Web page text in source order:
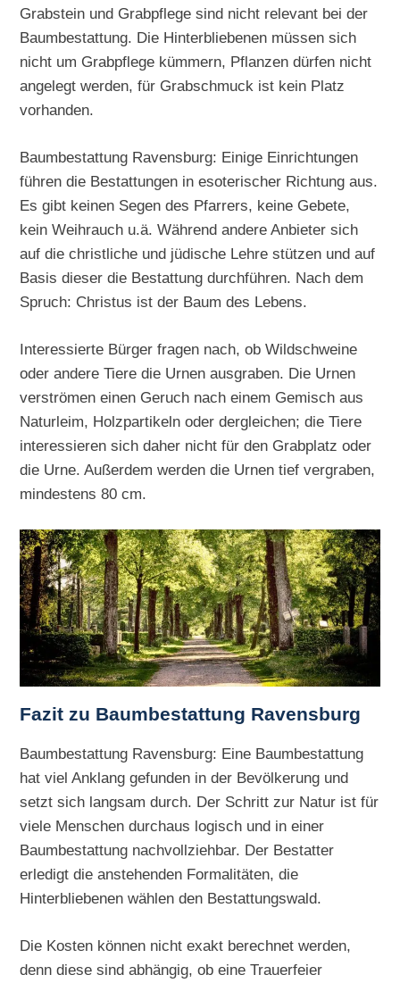
Grabstein und Grabpflege sind nicht relevant bei der
Baumbestattung. Die Hinterbliebenen müssen sich
nicht um Grabpflege kümmern, Pflanzen dürfen nicht
angelegt werden, für Grabschmuck ist kein Platz
vorhanden.
Baumbestattung Ravensburg: Einige Einrichtungen
führen die Bestattungen in esoterischer Richtung aus.
Es gibt keinen Segen des Pfarrers, keine Gebete,
kein Weihrauch u.ä. Während andere Anbieter sich
auf die christliche und jüdische Lehre stützen und auf
Basis dieser die Bestattung durchführen. Nach dem
Spruch: Christus ist der Baum des Lebens.
Interessierte Bürger fragen nach, ob Wildschweine
oder andere Tiere die Urnen ausgraben. Die Urnen
verströmen einen Geruch nach einem Gemisch aus
Naturleim, Holzpartikeln oder dergleichen; die Tiere
interessieren sich daher nicht für den Grabplatz oder
die Urne. Außerdem werden die Urnen tief vergraben,
mindestens 80 cm.
Fazit zu Baumbestattung Ravensburg
Baumbestattung Ravensburg: Eine Baumbestattung
hat viel Anklang gefunden in der Bevölkerung und
setzt sich langsam durch. Der Schritt zur Natur ist für
viele Menschen durchaus logisch und in einer
Baumbestattung nachvollziehbar. Der Bestatter
erledigt die anstehenden Formalitäten, die
Hinterbliebenen wählen den Bestattungswald.
Die Kosten können nicht exakt berechnet werden,
denn diese sind abhängig, ob eine Trauerfeier